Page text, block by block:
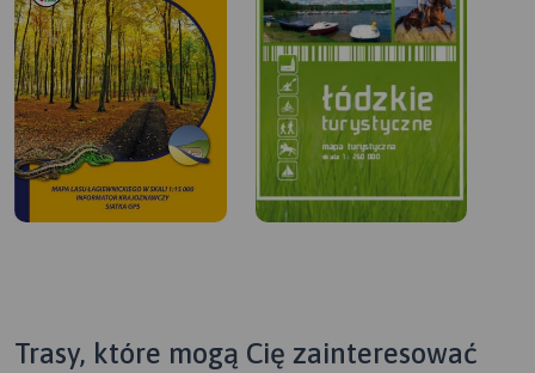
Trasy, które mogą Cię zainteresować